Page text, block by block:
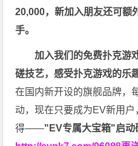
20,000，新加入朋友还可额
手。
加入我们的免费扑克游
磋技艺，感受扑克游戏的乐
在国内新开设的旗舰品牌，
动，现在只要成为EV新用
得——"EV专属大宝箱"启动